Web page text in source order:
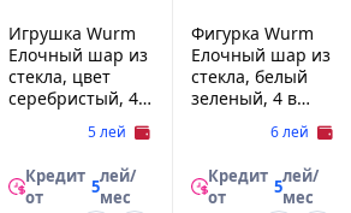
Игрушка Wurm
Елочный шар из
стекла, цвет
серебристый, 4 в
5 лей
Кредит
от
5лей/
мес
Фигурка Wurm
Елочный шар из
стекла, белый
зеленый, 4 в
6 лей
Кредит
от
5лей/
мес